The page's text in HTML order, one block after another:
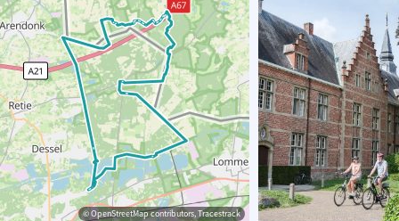
© OpenStreetMap contributors, Tracestrack